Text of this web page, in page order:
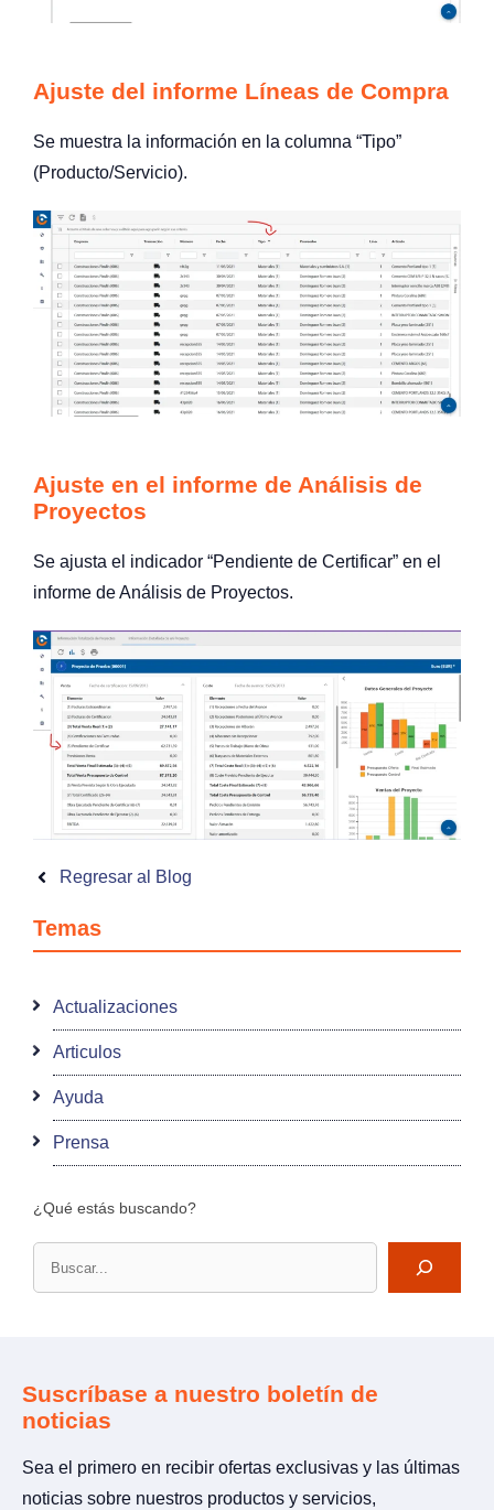
Ajuste del informe Líneas de Compra
Se muestra la información en la columna “Tipo”
(Producto/Servicio).
Ajuste en el informe de Análisis de
Proyectos
Se ajusta el indicador “Pendiente de Certificar” en el
informe de Análisis de Proyectos.
Regresar al Blog
Temas
Actualizaciones
Articulos
Ayuda
Prensa
¿Qué estás buscando?
Suscríbase a nuestro boletín de
noticias
Sea el primero en recibir ofertas exclusivas y las últimas
noticias sobre nuestros productos y servicios,